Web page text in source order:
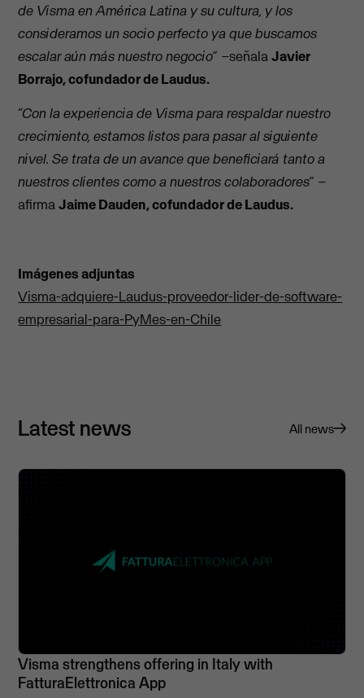
de Visma en América Latina y su cultura, y los
consideramos un socio perfecto ya que buscamos
escalar aún más nuestro negocio” –señalaJavier
Borrajo, cofundador de Laudus.
“Con la experiencia de Visma para respaldar nuestro
crecimiento, estamos listos para pasar al siguiente
nivel. Se trata de un avance que beneficiará tanto a
nuestros clientes como a nuestros colaboradores” –
afirmaJaime Dauden, cofundador de Laudus.
Imágenes adjuntas
Visma-adquiere-Laudus-proveedor-lider-de-software-
empresarial-para-PyMes-en-Chile
Latest news All news
Visma strengthens offering in Italy with
FatturaElettronica App